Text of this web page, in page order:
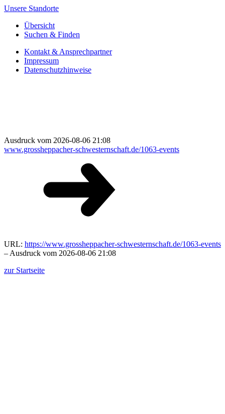
Unsere Standorte
Übersicht
Suchen & Finden
Kontakt & Ansprechpartner
Impressum
Datenschutzhinweise
Ausdruck vom 2026-08-06 21:08
www.grossheppacher-schwesternschaft.de/1063-events
URL: https://www.grossheppacher-schwesternschaft.de/1063-events
– Ausdruck vom 2026-08-06 21:08
zur Startseite